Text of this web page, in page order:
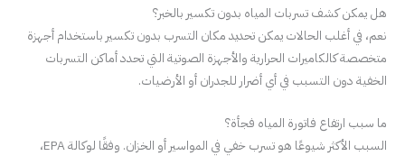
هل يمكن كشف تسربات المياه بدون تكسير بالخبر؟
نعم، في أغلب الحالات يمكن تحديد مكان التسرب بدون تكسير باستخدام أجهزة
متخصصة كالكاميرات الحرارية والأجهزة الصوتية التي تحدد أماكن التسربات
الخفية دون التسبب في أي أضرار للجدران أو الأرضيات.
ما سبب ارتفاع فاتورة المياه فجأة؟
السبب الأكثر شيوعًا هو تسرب خفي في المواسير أو الخزان. وفقًا لوكالة EPA،